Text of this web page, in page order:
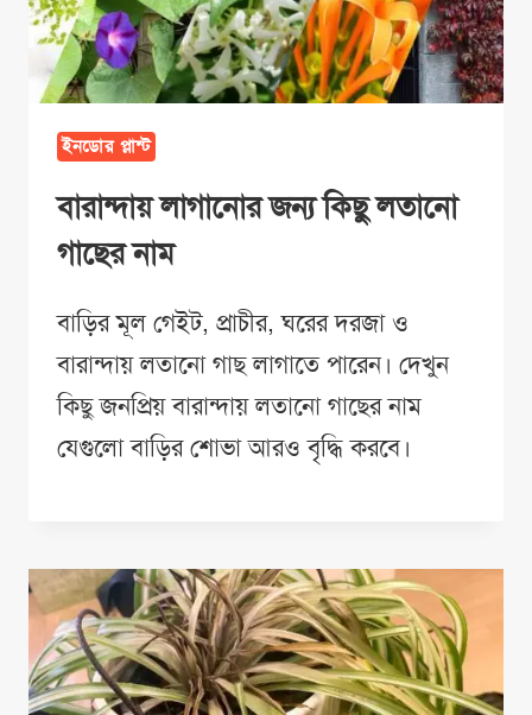
ইনডোর প্লান্ট
বারান্দায় লাগানোর জন্য কিছু লতানো
গাছের নাম
বাড়ির মূল গেইট, প্রাচীর, ঘরের দরজা ও
বারান্দায় লতানো গাছ লাগাতে পারেন। দেখুন
কিছু জনপ্রিয় বারান্দায় লতানো গাছের নাম
যেগুলো বাড়ির শোভা আরও বৃদ্ধি করবে।